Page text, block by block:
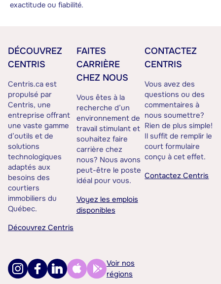
exactitude ou fiabilité.
DÉCOUVREZ
CENTRIS
Centris.ca est
propulsé par
Centris, une
entreprise offrant
une vaste gamme
d’outils et de
solutions
technologiques
adaptés aux
besoins des
courtiers
immobiliers du
Québec.
Découvrez Centris
FAITES
CARRIÈRE
CHEZ NOUS
Vous êtes à la
recherche d’un
environnement de
travail stimulant et
souhaitez faire
carrière chez
nous? Nous avons
peut-être le poste
idéal pour vous.
Voyez les emplois
disponibles
CONTACTEZ
CENTRIS
Vous avez des
questions ou des
commentaires à
nous soumettre?
Rien de plus simple!
Il suffit de remplir le
court formulaire
conçu à cet effet.
Contactez Centris
Voir nos
régions